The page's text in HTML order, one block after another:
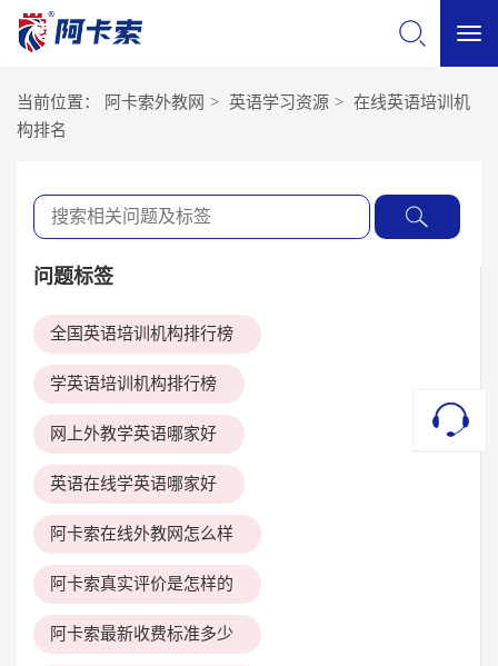
当前位置： 阿卡索外教网 > 英语学习资源 > 在线英语培训机
构排名
问题标签
全国英语培训机构排行榜
学英语培训机构排行榜
网上外教学英语哪家好
英语在线学英语哪家好
阿卡索在线外教网怎么样
阿卡索真实评价是怎样的
阿卡索最新收费标准多少